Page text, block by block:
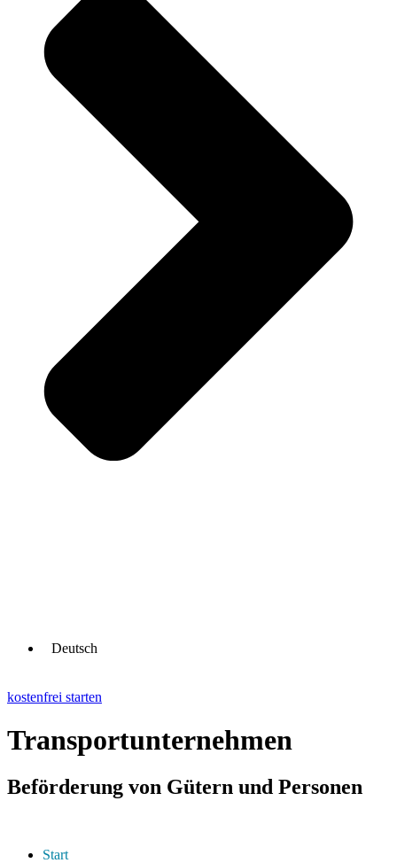
Deutsch
kostenfrei starten
Transportunternehmen
Beförderung von Gütern und Personen
Start